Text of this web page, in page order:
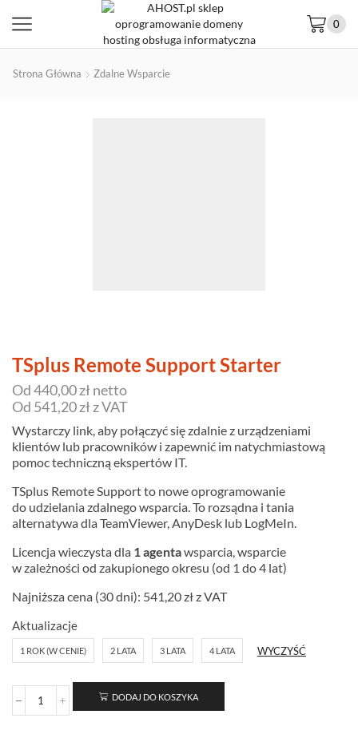
0
Strona Główna Zdalne Wsparcie
TSplus Remote Support Starter
Od 440,00 zł netto
Od 541,20 zł z VAT
Wystarczy link, aby połączyć się zdalnie z urządzeniami
klientów lub pracowników i zapewnić im natychmiastową
pomoc techniczną ekspertów IT.
TSplus Remote Support to nowe oprogramowanie
do udzielania zdalnego wsparcia. To rozsądna i tania
alternatywa dla TeamViewer, AnyDesk lub LogMeIn.
Licencja wieczysta dla 1 agentawsparcia, wsparcie
w zależności od zakupionego okresu (od 1 do 4 lat)
Najniższa cena (30 dni): 541,20złz VAT
Aktualizacje
1 ROK (W CENIE) 2 LATA 3 LATA 4 LATA WYCZYŚĆ
DODAJ DO KOSZYKA